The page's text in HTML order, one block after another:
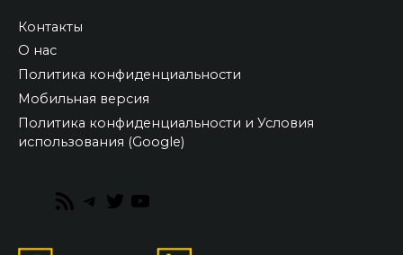
Контакты
О нас
Политика конфиденциальности
Мобильная версия
Политика конфиденциальности и Условия
использования (Google)
RSS
Telegram
Twitter